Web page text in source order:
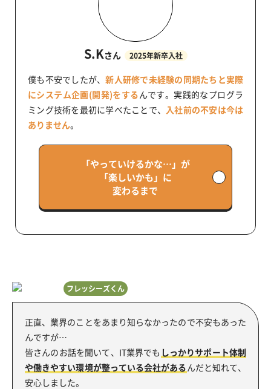
S.Kさん 2025年新卒入社
僕も不安でしたが、新人研修で未経験の同期たちと実際
にシステム企画(開発)をする んです。実践的なプログラ
ミング技術を最初に学べたことで、 入社前の不安は今は
ありません。
「やっていけるかな…」が
「楽しいかも」に
変わるまで
フレッシーズくん
正直、業界のことをあまり知らなかったので不安もあった
んですが…
皆さんのお話を聞いて、IT業界でも しっかりサポート体制
や働きやすい環境が整っている会社がある んだと知れて、
安心しました。